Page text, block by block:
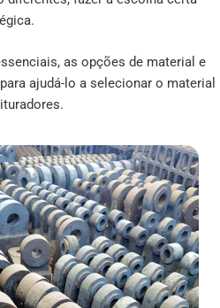
as opções de material e
ajudá-lo a selecionar o material